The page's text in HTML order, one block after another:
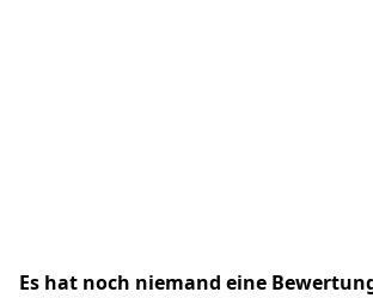
Es hat noch niemand eine